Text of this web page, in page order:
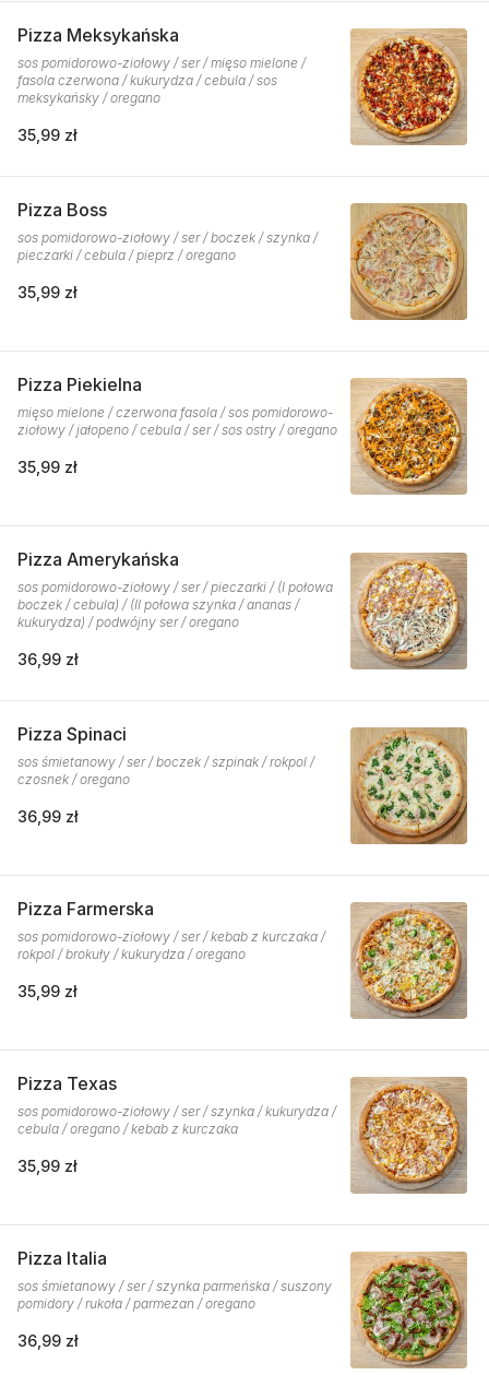
Pizza Meksykańska
sos pomidorowo-ziołowy / ser / mięso mielone /
fasola czerwona / kukurydza / cebula / sos
meksykańsky / oregano
35,99 zł
Pizza Boss
sos pomidorowo-ziołowy / ser / boczek / szynka /
pieczarki / cebula / pieprz / oregano
35,99 zł
Pizza Piekielna
mięso mielone / czerwona fasola / sos pomidorowo-
ziołowy / jałopeno / cebula / ser / sos ostry / oregano
35,99 zł
Pizza Amerykańska
sos pomidorowo-ziołowy / ser / pieczarki / (I połowa
boczek / cebula) / (II połowa szynka / ananas /
kukurydza) / podwójny ser / oregano
36,99 zł
Pizza Spinaci
sos śmietanowy / ser / boczek / szpinak / rokpol /
czosnek / oregano
36,99 zł
Pizza Farmerska
sos pomidorowo-ziołowy / ser / kebab z kurczaka /
rokpol / brokuły / kukurydza / oregano
35,99 zł
Pizza Texas
sos pomidorowo-ziołowy / ser / szynka / kukurydza /
cebula / oregano / kebab z kurczaka
35,99 zł
Pizza Italia
sos śmietanowy / ser / szynka parmeńska / suszony
pomidory / rukoła / parmezan / oregano
36,99 zł